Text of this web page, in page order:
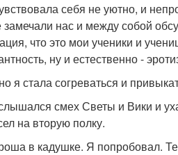
себя не уютно, и
нас и между собой
что это мои ученики и
ну и естественно -
я стала согреваться и
смех Светы и Вики и
на вторую полку.
в кадушке. Я попробовал.